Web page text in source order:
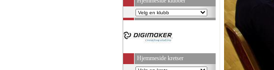
Hjemmeside kretser